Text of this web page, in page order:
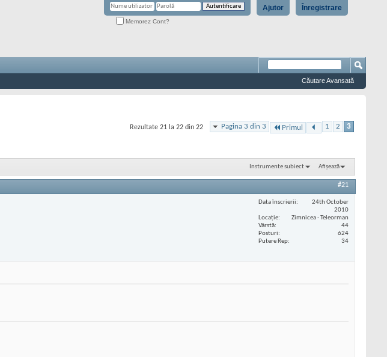
Înregistrare
Ajutor
Memorez Cont?
Căutare Avansată
Pagina 3 din 3 Primul 1 2 3
Rezultate 21 la 22 din 22
Instrumente subiect Afișează
#21
Data înscrierii
24th October
2010
Locaţie
Zimnicea - Teleorman
Vârstă
44
Posturi
624
Putere Rep
34